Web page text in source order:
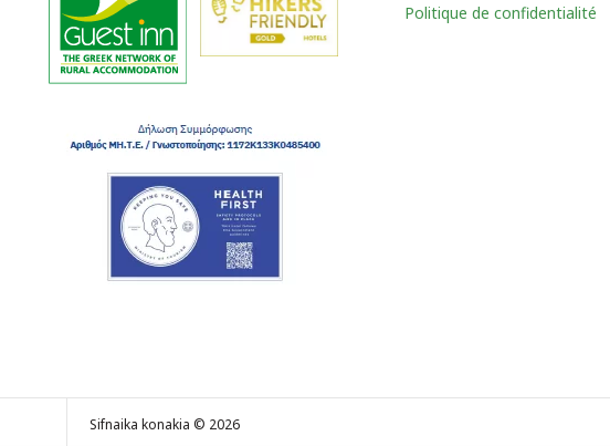
Politique de confidentialité
Sifnaika konakia © 2026